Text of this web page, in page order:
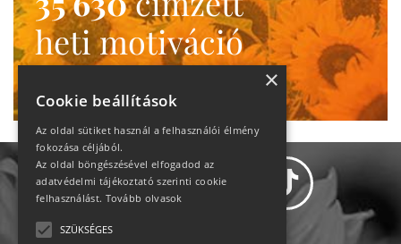
heti motiváció
Ne maradj le!
×
Cookie beállítások
Az oldal sütiket használ a felhasználói élmény
fokozása céljából.
Az oldal böngészésével elfogadod az
adatvédelmi tájékoztató szerinti cookie
felhasználást. Tovább olvasok
SZÜKSÉGES